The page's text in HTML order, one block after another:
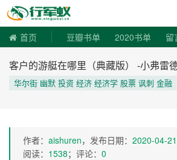
寻书
首页 豆瓣书单 2020书单 留
客户的游艇在哪里（典藏版） -小弗雷
华尔街 幽默 投资 经济 经济学 股票 讽刺 金融
作者： aishuren，发布日期： 2020-04-21
阅读： 1538；评论： 0